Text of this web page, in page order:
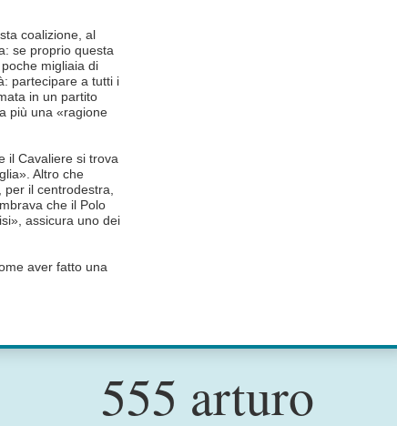
coalizione, al
se proprio questa
migliaia di
partecipare a tutti i
in un partito
più una «ragione
il Cavaliere si trova
Altro che
il centrodestra,
che il Polo
assicura uno dei
aver fatto una
555 arturo